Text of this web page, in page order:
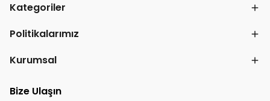
Kategoriler
Politikalarımız
Kurumsal
Bize Ulaşın